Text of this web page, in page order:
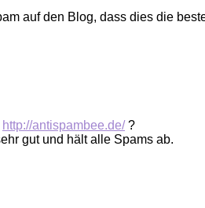
auf den Blog, dass dies die
http://antispambee.de/?
gut und hält alle Spams ab.